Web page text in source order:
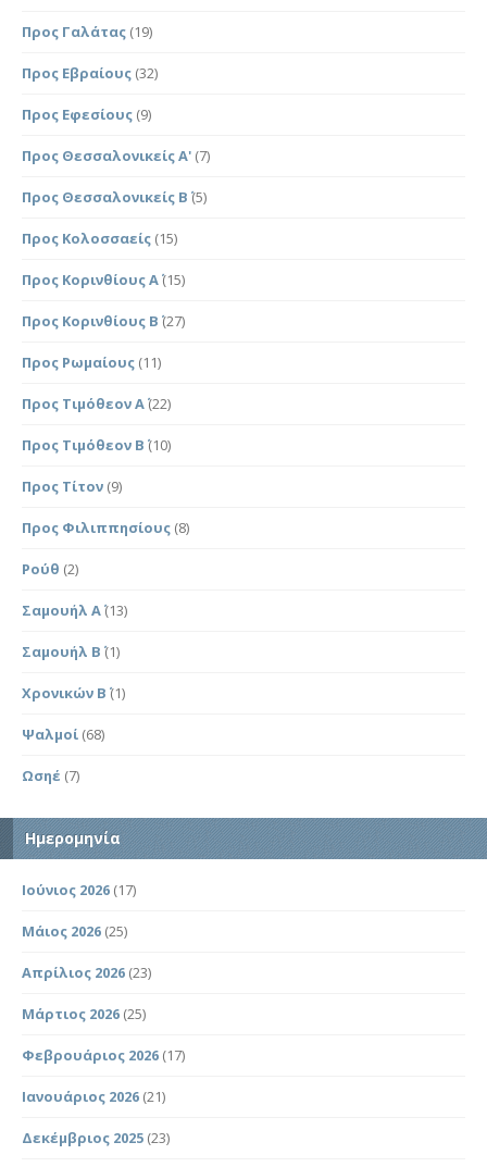
Προς Γαλάτας (19)
Προς Εβραίους (32)
Προς Εφεσίους (9)
Προς Θεσσαλονικείς Α' (7)
Προς Θεσσαλονικείς Β΄ (5)
Προς Κολοσσαείς (15)
Προς Κορινθίους Α΄(15)
Προς Κορινθίους Β΄ (27)
Προς Ρωμαίους (11)
Προς Τιμόθεον Α΄(22)
Προς Τιμόθεον Β΄ (10)
Προς Τίτον (9)
Προς Φιλιππησίους (8)
Ρούθ (2)
Σαμουήλ Α΄(13)
Σαμουήλ Β΄ (1)
Χρονικών Β΄ (1)
Ψαλμοί (68)
Ωσηέ (7)
Ημερομηνία
Ιούνιος 2026 (17)
Μάιος 2026 (25)
Απρίλιος 2026 (23)
Μάρτιος 2026 (25)
Φεβρουάριος 2026 (17)
Ιανουάριος 2026 (21)
Δεκέμβριος 2025 (23)